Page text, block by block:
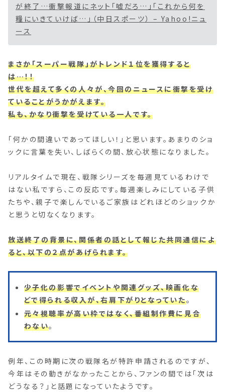
が終了…衝撃報道にネット「嘘だろ…」「これから何を
糧にいきていけば…」（中日スポーツ） – Yahoo!ニュ
ース
まさか「スーパー戦隊」がトレンド１位を獲得すると
は…！！
世代を超えて多くの人々が、今回のニュースに衝撃を受け
ていることがうかがえます。
私も、かなり衝撃を受けている一人です。
「何かの間違いであってほしい！」と思います。あまりのショ
ックに言葉を失い、しばらくの間、放心状態になりました。
リアルタイムで現在、戦隊シリーズを毎週見ているわけで
はない私ですら、この反応です。毎週楽しみにしている子供
たちや、親子で楽しんでいるご家族はどれほどのショックか
と思うと切なくなります。
放送終了の背景に、関係者の話として報じた共同通信によ
ると、以下の２点があげられます。
少子化の影響でイベントや関連グッズ、映画化な
どで得られる収入が、右肩下がりとなっていた。
元々視聴率が高い枠ではなく、番組制作費に見合
わない。
例年、この時期に次の戦隊名が特許申請されるのですが、
今年はその動きがなかったことから、ファンの間では「次は
どうなる？」と話題になっていたようです。